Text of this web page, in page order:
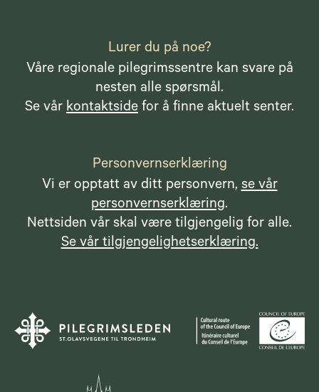
Lurer du på noe?
Våre regionale pilegrimssentre kan svare på
nesten alle spørsmål.
Se vår kontaktside for å finne aktuelt senter.
Personvernserklæring
Vi er opptatt av ditt personvern,se vår
personvernserklæring.
Nettsiden vår skal være tilgjengelig for alle.
Se vår tilgjengelighetserklæring.